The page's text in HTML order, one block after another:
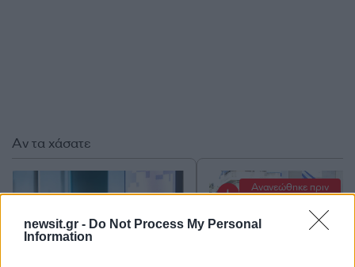
newsit.gr - Do Not Process My Personal
Information
Αν τα χάσατε
Ανανεώθηκε πριν